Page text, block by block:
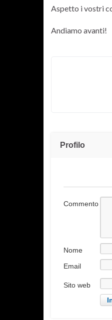
Aspetto i vostri
Andiamo avanti!
Profilo
Commento
Nome
Email
Sito web